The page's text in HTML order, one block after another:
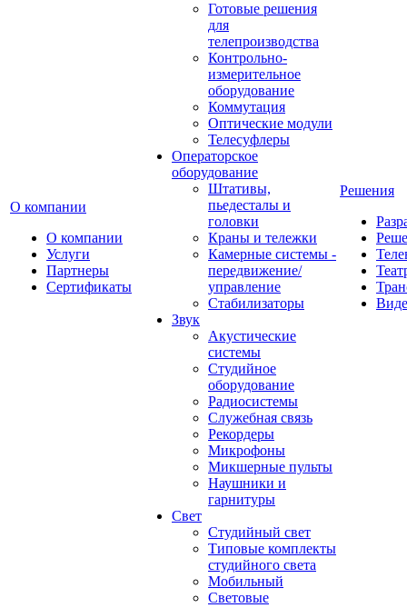
О компании
О компании
Услуги
Партнеры
Сертификаты
Готовые решения
для
телепроизводства
Контрольно-
измерительное
оборудование
Коммутация
Оптические модули
Телесуфлеры
Операторское
оборудование
Штативы,
пьедесталы и
головки
Краны и тележки
Камерные системы -
передвижение/
управление
Стабилизаторы
Звук
Акустические
системы
Студийное
оборудование
Радиосистемы
Служебная связь
Рекордеры
Микрофоны
Микшерные пульты
Наушники и
гарнитуры
Свет
Студийный свет
Типовые комплекты
студийного света
Мобильный
Световые
Решения